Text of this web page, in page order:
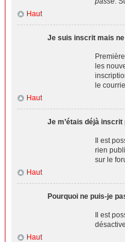
Haut
Je suis inscrit mais
les
le
Haut
Je m’étais déjà
Il est
rien
sur le
Haut
Pourquoi ne puis-je
Il est
Haut